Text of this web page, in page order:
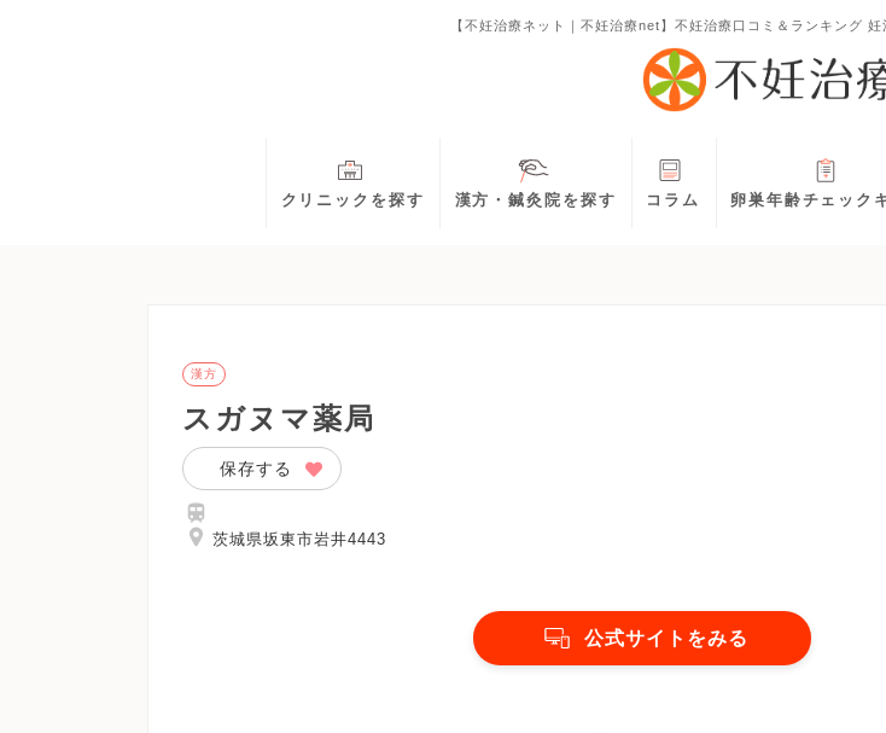
【不妊治療ネット｜不妊治療net】不妊治療口コミ＆ランキング
クリニックを探す 漢方・鍼灸院を探す コラム 卵巣年齢チェック
漢方
スガヌマ薬局
保存する
茨城県坂東市岩井4443
公式サイトをみる